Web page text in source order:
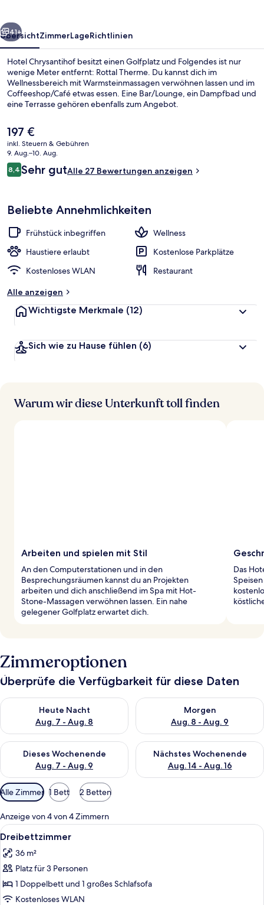
Weiter
41+
ÜbersichtZimmerLageRichtlinien
Hotel Chrysantihof besitzt einen Golfplatz und Folgendes ist nur
wenige Meter entfernt: Rottal Therme. Du kannst dich im
Wellnessbereich mit Warmsteinmassagen verwöhnen lassen und im
Coffeeshop/Café etwas essen. Eine Bar/Lounge, ein Dampfbad und
eine Terrasse gehören ebenfalls zum Angebot.
Der
aktuelle
Preis
beträgt
197 €.
197 €
inkl. Steuern & Gebühren
9. Aug.–10. Aug.
Bewertungen
8,48,4 von 10.
Sehr gutAlle 27 Bewertungen anzeigen
Beliebte Annehmlichkeiten
Frühstück inbegriffen
Wellness
Haustiere erlaubt
Kostenlose Parkplätze
Kostenloses WLAN
Restaurant
Alle anzeigen
Wichtigste Merkmale (12)
Sich wie zu Hause fühlen (6)
Warum wir diese Unterkunft toll finden
Arbeiten und spielen mit Stil
An den Computerstationen und in den
Besprechungsräumen kannst du an Projekten
arbeiten und dich anschließend im Spa mit Hot-
Stone-Massagen verwöhnen lassen. Ein nahe
gelegener Golfplatz erwartet dich.
Das
Zimmeroptionen
Überprüfe die Verfügbarkeit für diese Daten
Heute Nacht
Aug. 7 - Aug. 8
Überprüfe die Verfügbarkeit für heute Nacht, Aug. 7 - Aug. 8.
Morgen
Aug. 8 - Aug. 9
Überprüfe die Verfügbarkeit
Dieses Wochenende
Aug. 7 - Aug. 9
Überprüfe die Verfügbarkeit für dieses Wochenende, Aug. 7
Nächstes Wochenende
Aug. 14 - Aug. 16
Überprüfe die Verfügbarkeit
Verfügbare
Filter
für
Zimmer
Alle Zimmer 1 Bett 2 Betten
Anzeige von 4 von 4 Zimmern
Alle
Fotos
für
Dreibettzimmer
anzeigen
Ein Zimmer mit einem Etagenbett,
7
Dreibettzimmer
36 m²
Platz für 3 Personen
1 Doppelbett und 1 großes Schlafsofa
Kostenloses WLAN